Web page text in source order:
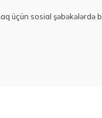
üçün sosial şəbəkələrdə